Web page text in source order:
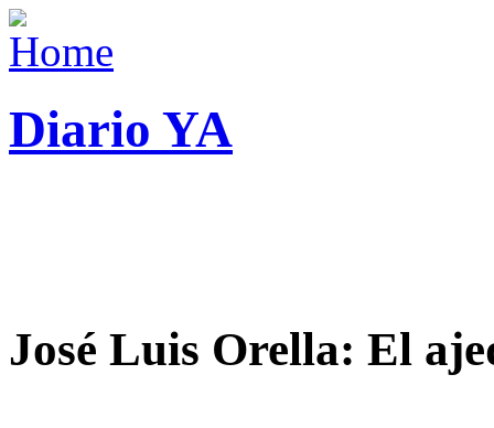
Diario YA
José Luis Orella: El